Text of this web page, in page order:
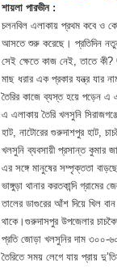
শায়লা পারভীন :
চলনবিল এলাকায় প্রথম কবে ও
আসতে শুরু করেছে। প্রতিদিন
সেই ক্ষেতে কাজ নেই, তাতে কী?
মাছ ধরার এক প্রকার যন্ত্র যার
তৈরির কাজে ব্যস্ত হয়ে পড়েন এ
এ এলাকায় তৈরি খলসুনি
হাট, নাটোরের গুরুদাশপুর হাট,
খলসুনি ব্যবসায়ী প্রসান্ত কুমার
এর সঙ্গে মানুষের সম্পৃক্ততা
ভাঙ্গুড়া থানার করতকান্দি
তালের ডাগুরের আঁশ দিয়ে খিল
থাকে।গুরুদাসপুর উপজেলার
প্রতি জোড়া খলসুনির দাম ৩০০-
তৈরিতে সময় লেগে যায় প্রায়